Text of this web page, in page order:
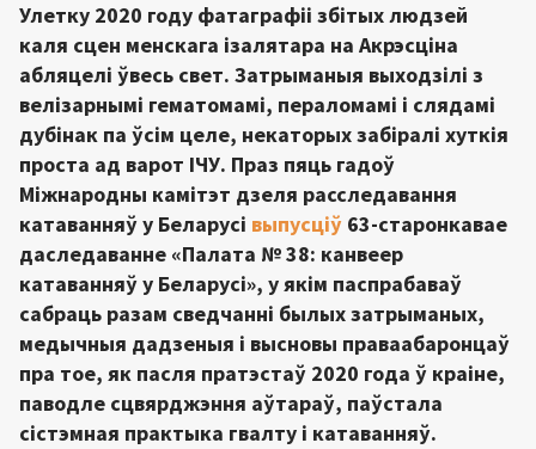
Улетку 2020 году фатаграфіі збітых людзей
каля сцен менскага ізалятара на Акрэсціна
абляцелі ўвесь свет. Затрыманыя выходзілі з
велізарнымі гематомамі, пераломамі і слядамі
дубінак па ўсім целе, некаторых забіралі хуткія
проста ад варот ІЧУ. Праз пяць гадоў
Міжнародны камітэт дзеля расследавання
катаванняў у Беларусі выпусціў 63-старонкавае
даследаванне «Палата № 38: канвеер
катаванняў у Беларусі», у якім паспрабаваў
сабраць разам сведчанні былых затрыманых,
медычныя дадзеныя і высновы праваабаронцаў
пра тое, як пасля пратэстаў 2020 года ў краіне,
паводле сцвярджэння аўтараў, паўстала
сістэмная практыка гвалту і катаванняў.